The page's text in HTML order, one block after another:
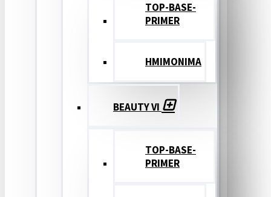
TOP-BASE-
PRIMER
ΗΜΙΜΟΝΙΜΑ
BEAUTY VI
TOP-BASE-
PRIMER